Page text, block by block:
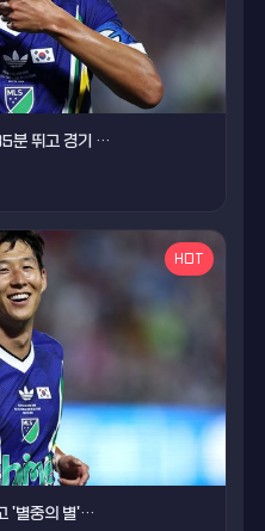
분 뛰고 경기 …
HOT
'별중의 별'…